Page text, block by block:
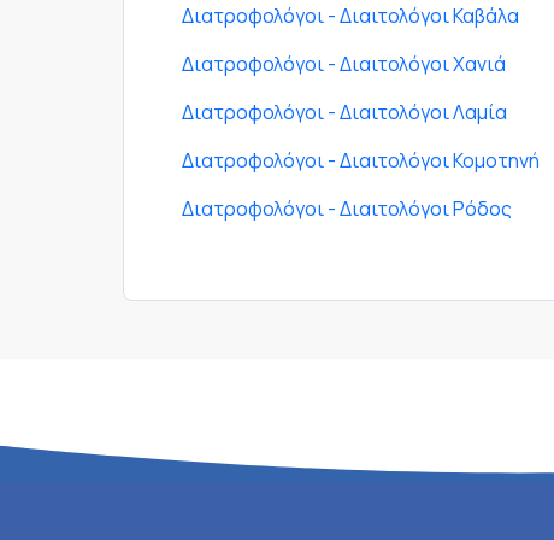
Διατροφολόγοι - Διαιτολόγοι Καβάλα
Διατροφολόγοι - Διαιτολόγοι Χανιά
Διατροφολόγοι - Διαιτολόγοι Λαμία
Διατροφολόγοι - Διαιτολόγοι Κομοτηνή
Διατροφολόγοι - Διαιτολόγοι Ρόδος